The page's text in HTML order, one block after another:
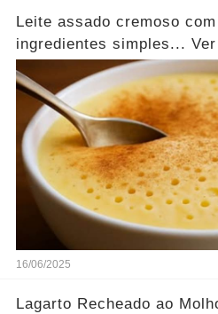
Leite assado cremoso
ingredientes simples...
16/06/2025
Lagarto Recheado ao